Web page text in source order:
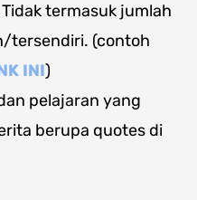
termasuk jumlah
tersendiri. (contoh
INI)
pelajaran yang
berupa quotes di